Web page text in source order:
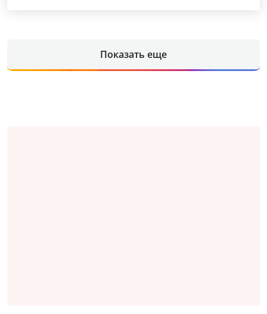
Показать еще